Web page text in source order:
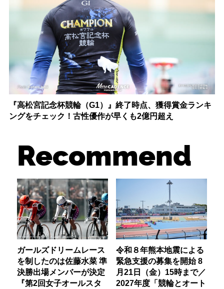
『高松宮記念杯競輪（G1）』終了時点、獲得賞金ランキ
ングをチェック！古性優作が早くも2億円超え
Recommend
ガールズドリームレース
を制したのは佐藤水菜 準
決勝出場メンバーが決定
『第2回女子オールスタ
令和８年熊本地震による
緊急支援の募集を開始 8
月21日（金）15時まで／
2027年度「競輪とオート